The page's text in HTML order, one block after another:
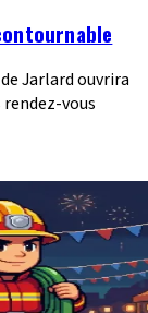
Jarlard ouvrira
vous